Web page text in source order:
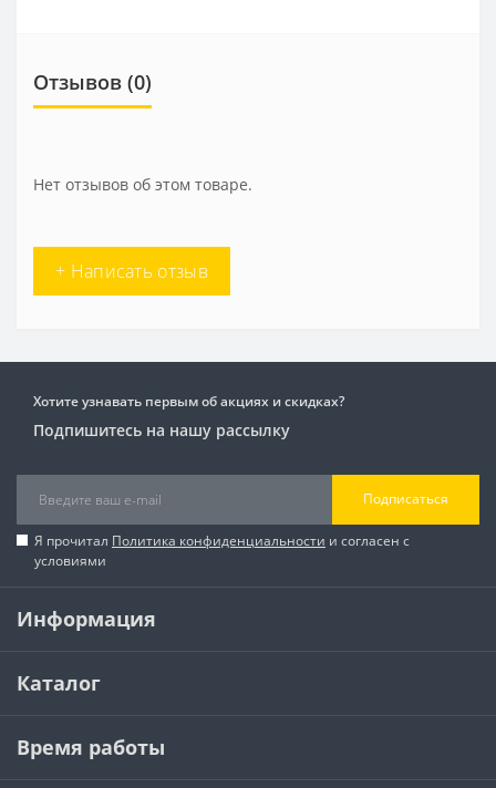
Отзывов (0)
Нет отзывов об этом товаре.
+ Написать отзыв
Хотите узнавать первым об акциях и скидках?
Подпишитесь на нашу рассылку
Подписаться
Я прочитал Политика конфиденциальности и согласен с
условиями
Информация
Каталог
Время работы